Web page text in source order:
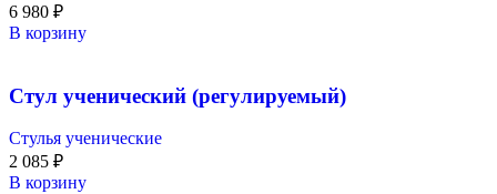
6 980 ₽
В корзину
Стул ученический (регулируемый)
Стулья ученические
2 085 ₽
В корзину